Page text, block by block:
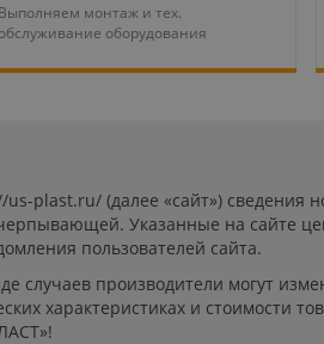
Выполняем монтаж и тех.
обслуживание оборудования
plast.ru/ (далее «сайт»)
Указанные на сайте
пользователей сайта.
случаев производители могут
характеристиках и стоимости